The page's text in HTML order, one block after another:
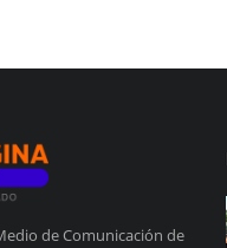
de Comunicación de